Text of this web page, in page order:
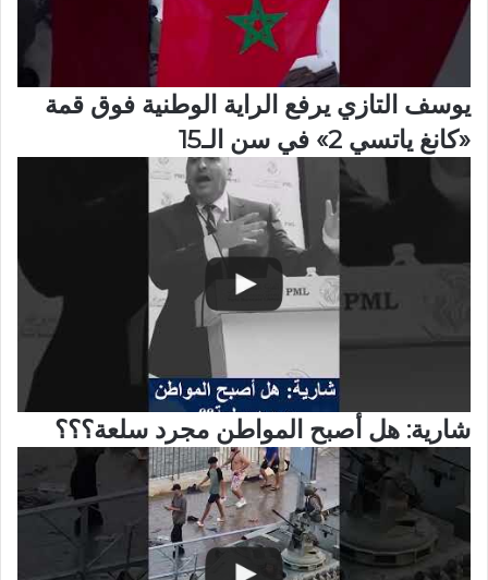
يوسف التازي يرفع الراية الوطنية فوق قمة
«كانغ ياتسي 2» في سن الـ15
شارية: هل أصبح المواطن مجرد سلعة؟؟؟